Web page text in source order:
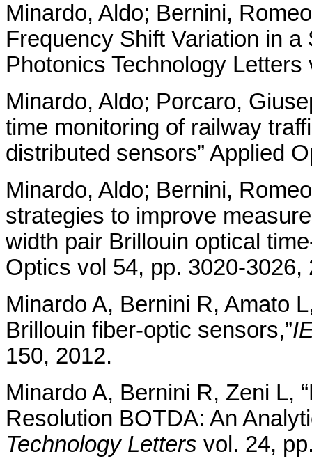
Minardo, Aldo; Bernini,
Frequency Shift Variation in a
Photonics Technology
Minardo, Aldo; Porcaro,
time monitoring of railway
distributed sensors” Applied
Minardo, Aldo; Bernini,
strategies to improve
width pair Brillouin optical
Optics vol 54, pp. 3020-3026,
Minardo A, Bernini R, Amato
Brillouin fiber-optic sensors,”
150, 2012.
Minardo A, Bernini R, Zeni L,
Resolution BOTDA: An
Technology Letters vol. 24,